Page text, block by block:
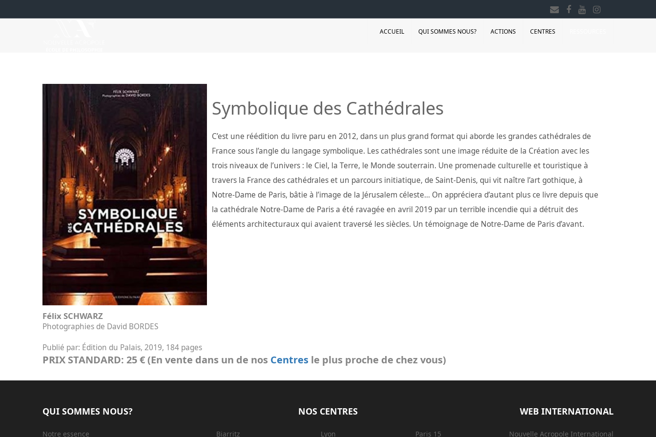
ACCUEIL QUI SOMMES NOUS? ACTIONS CENTRES
Symbolique des Cathédrales
C’est une réédition du livre paru en 2012, dans un plus grand format qui aborde les grandes cathédrales de
France sous l’angle du langage symbolique. Les cathédrales sont une image réduite de la Création avec les
trois niveaux de l’univers : le Ciel, la Terre, le Monde souterrain. Une promenade culturelle et touristique à
travers la France des cathédrales et un parcours initiatique, de Saint-Denis, qui vit naître l’art gothique, à
Notre-Dame de Paris, bâtie à l’image de la Jérusalem céleste... On appréciera d’autant plus ce livre depuis que
la cathédrale Notre-Dame de Paris a été ravagée en avril 2019 par un terrible incendie qui a détruit des
éléments architecturaux qui avaient traversé les siècles. Un témoignage de Notre-Dame de Paris d’avant.
Félix SCHWARZ
Photographies de David BORDES
Publié par: Édition du Palais, 2019, 184 pages
PRIX STANDARD: 25 € (En vente dans un de nos Centres le plus proche de chez vous)
QUI SOMMES NOUS?
Notre essence
NOS CENTRES
Biarritz Lyon Paris 15
WEB INTERNATIONAL
Nouvelle Acropole International